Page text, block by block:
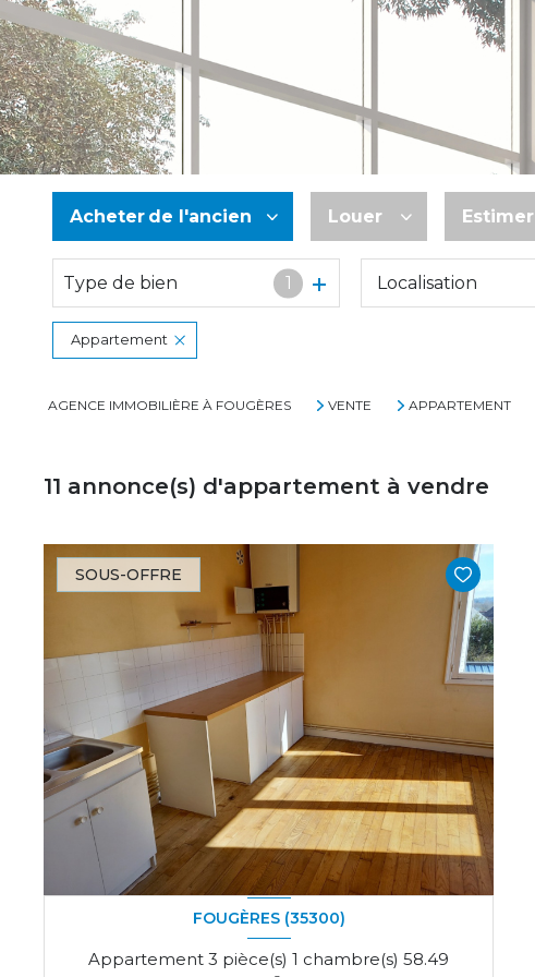
Acheter de l'ancien
De l'ancien
De l'immo pro
Louer
à l'année
Estimer
Type de bien 1
Appartement
AGENCE IMMOBILIÈRE À FOUGÈRES VENTE APPARTEMENT
11 annonce(s) d'appartement à vendre
SOUS-OFFRE
FOUGÈRES (35300)
Appartement 3 pièce(s) 1 chambre(s) 58.49